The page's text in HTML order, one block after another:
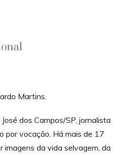
Martins.
dos Campos/SP, jornalista
por vocação. Há mais de 17
imagens da vida selvagem, da